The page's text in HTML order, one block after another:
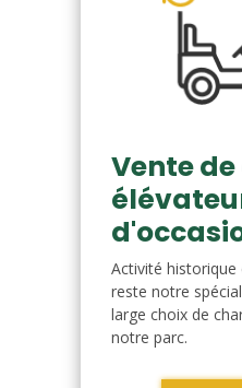
Vente
Activité historique
reste notre
large choix de
notre parc.